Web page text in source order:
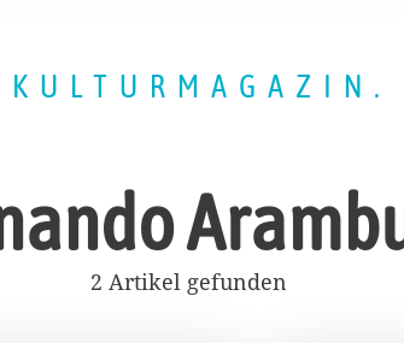
2 Artikel gefunden